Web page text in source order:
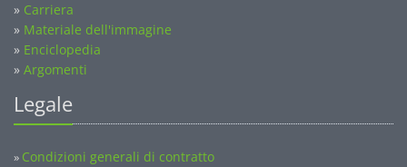
» Carriera
» Materiale dell'immagine
» Enciclopedia
» Argomenti
Legale
» Condizioni generali di contratto